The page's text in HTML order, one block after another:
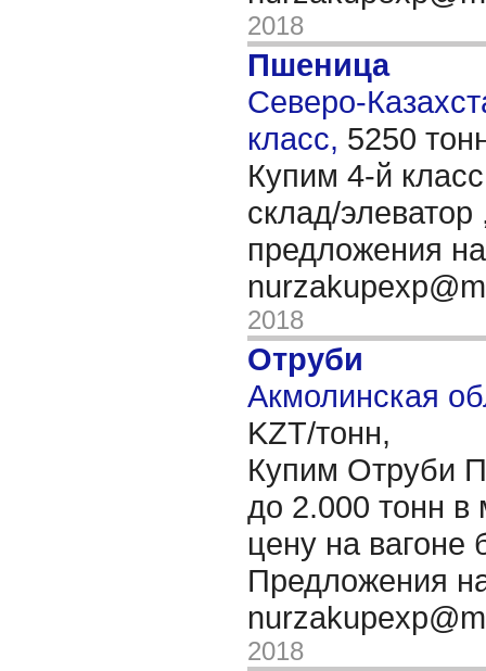
2018
Пшеница
Северо-
класс, 5250
Купим 4-й
склад/
предложения
2018
Отруби
Акмолинская
KZT/тонн,
Купим Отруби
до 2.000 тонн в
цену на вагоне
Предложения
2018